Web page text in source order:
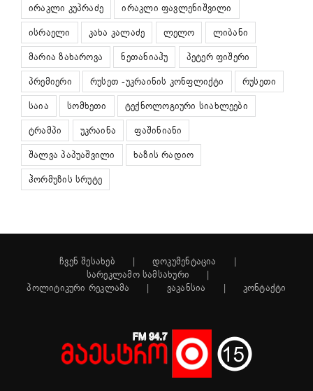
ირაკლი კუპრაძე
ირაკლი ფავლენიშვილი
ისრაელი
კახა კალაძე ლელო
ლიბანი
მარია ზახაროვა
ნეთანიაჰუ
პეტერ ფიშერი
პრემიერი
რუსეთ -უკრაინის კონფლიქტი
რუსეთი
საია
სომხეთი
ტექნოლოგიური სიახლეები
ტრამპი
უკრაინა
ფაშინიანი
შალვა პაპუაშვილი
ხაზის რადიო
ჰორმუზის სრუტე
ჩვენ შესახებ
დოკუმენტაცია
სარეკლამო სამსახური
პოლიტიკური რეკლამა
ვაკანსია კონტაქტი